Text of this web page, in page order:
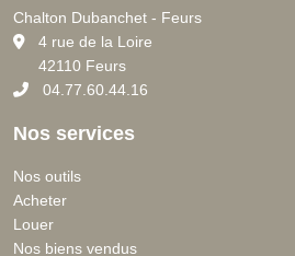
Chalton Dubanchet - Feurs
4 rue de la Loire
42110 Feurs
04.77.60.44.16
Nos services
Nos outils
Acheter
Louer
Nos biens vendus